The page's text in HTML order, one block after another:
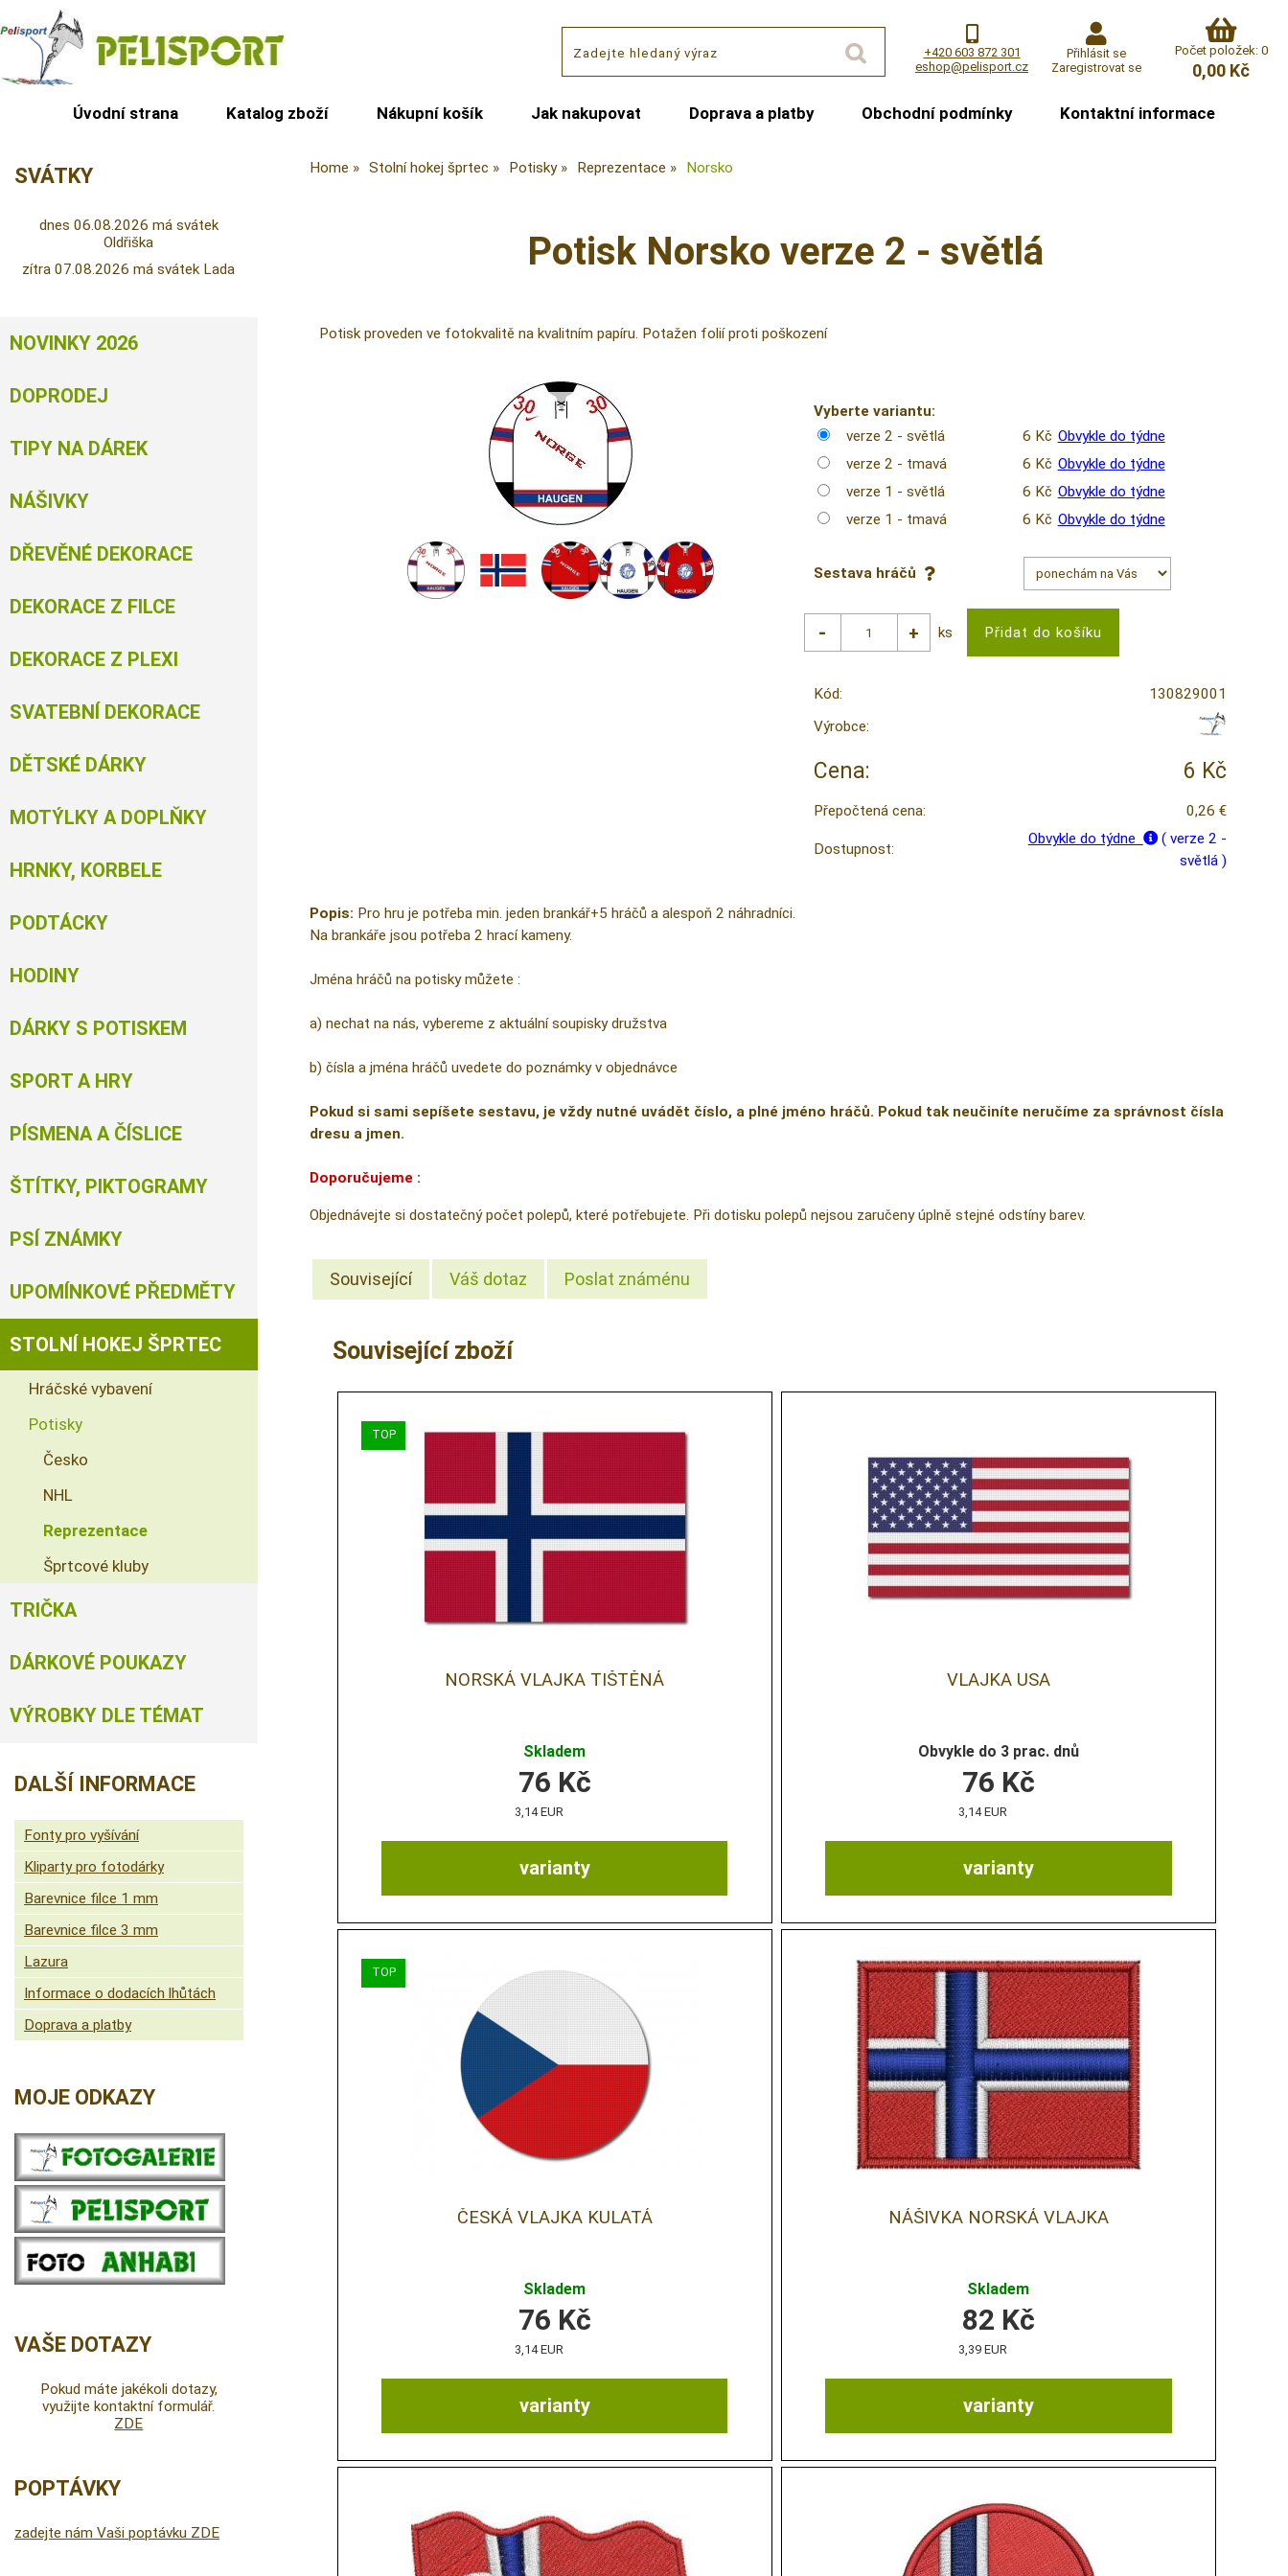
+420 603 872 301
eshop@pelisport.cz
Přihlásit se
Zaregistrovat se
Počet položek: 0
0,00 Kč
Úvodní strana Katalog zboží Nákupní košík Jak nakupovat Doprava a platby Obchodní podmínky Kontaktní informace
Home Stolní hokej šprtec Potisky Reprezentace Norsko
Potisk Norsko verze 2 - světlá
Potisk proveden ve fotokvalitě na kvalitním papíru. Potažen folií proti poškození
Vyberte variantu:
verze 2 - světlá
6 Kč Obvykle do týdne
verze 2 - tmavá
6 Kč Obvykle do týdne
verze 1 - světlá
6 Kč Obvykle do týdne
verze 1 - tmavá
6 Kč Obvykle do týdne
Sestava hráčů
ks
Kód:
130829001
Výrobce:
Cena: 6 Kč
Přepočtená cena: 0,26 €
Dostupnost:
Obvykle do týdne
( verze 2 -
světlá )
Popis: Pro hru je potřeba min. jeden brankář+5 hráčů a alespoň 2 náhradníci.
Na brankáře jsou potřeba 2 hrací kameny.
Jména hráčů na potisky můžete :
a) nechat na nás, vybereme z aktuální soupisky družstva
b) čísla a jména hráčů uvedete do poznámky v objednávce
Pokud si sami sepíšete sestavu, je vždy nutné uvádět číslo, a plné jméno hráčů. Pokud tak neučiníte neručíme za správnost čísla
dresu a jmen.
Doporučujeme :
Objednávejte si dostatečný počet polepů, které potřebujete. Při dotisku polepů nejsou zaručeny úplně stejné odstíny barev.
Související Váš dotaz Poslat známénu
Související zboží
NORSKÁ VLAJKA TIŠTĚNÁ
Skladem
varianty
76 Kč
3,14 EUR
VLAJKA USA
Obvykle do 3 prac. dnů
varianty
76 Kč
3,14 EUR
ČESKÁ VLAJKA KULATÁ
Skladem
varianty
76 Kč
3,14 EUR
NÁŠIVKA NORSKÁ VLAJKA
Skladem
varianty
82 Kč
3,39 EUR
SVÁTKY
dnes 06.08.2026 má svátek
Oldřiška
zítra 07.08.2026 má svátek Lada
NOVINKY 2026
DOPRODEJ
TIPY NA DÁREK
NÁŠIVKY
DŘEVĚNÉ DEKORACE
DEKORACE Z FILCE
DEKORACE Z PLEXI
SVATEBNÍ DEKORACE
DĚTSKÉ DÁRKY
MOTÝLKY A DOPLŇKY
HRNKY, KORBELE
PODTÁCKY
HODINY
DÁRKY S POTISKEM
SPORT A HRY
PÍSMENA A ČÍSLICE
ŠTÍTKY, PIKTOGRAMY
PSÍ ZNÁMKY
UPOMÍNKOVÉ PŘEDMĚTY
STOLNÍ HOKEJ ŠPRTEC
Hráčské vybavení
Potisky
Česko
NHL
Reprezentace
Šprtcové kluby
TRIČKA
DÁRKOVÉ POUKAZY
VÝROBKY DLE TÉMAT
DALŠÍ INFORMACE
Fonty pro vyšívání
Kliparty pro fotodárky
Barevnice filce 1 mm
Barevnice filce 3 mm
Lazura
Informace o dodacích lhůtách
Doprava a platby
MOJE ODKAZY
VAŠE DOTAZY
Pokud máte jakékoli dotazy,
využijte kontaktní formulář.
ZDE
POPTÁVKY
zadejte nám Vaši poptávku ZDE